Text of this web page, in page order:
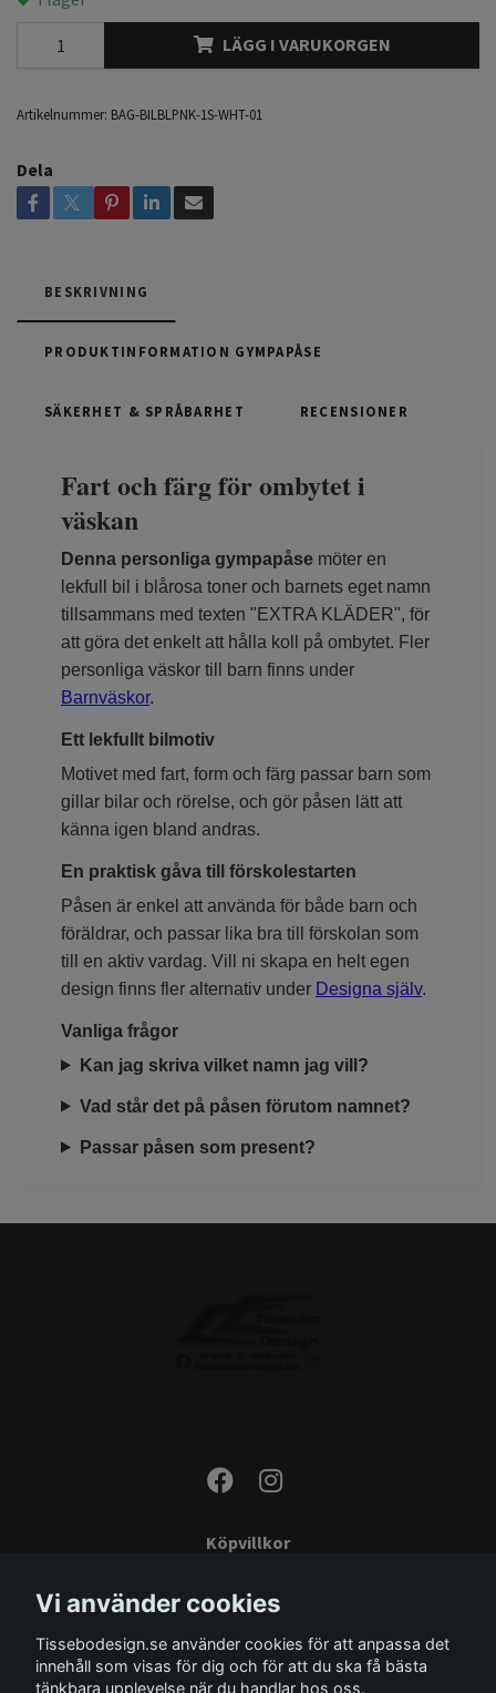
LÄGG I VARUKORGEN
Artikelnummer: BAG-BILBLPNK-1S-WHT-01
Dela
BESKRIVNING
PRODUKTINFORMATION GYMPAPÅSE
SÄKERHET & SPRÅBARHET RECENSIONER
Fart och färg för ombytet i
väskan
Denna personliga gympapåse möter en
lekfull bil i blårosa toner och barnets eget namn
tillsammans med texten "EXTRA KLÄDER", för
att göra det enkelt att hålla koll på ombytet. Fler
personliga väskor till barn finns under
Barnväskor.
Ett lekfullt bilmotiv
Motivet med fart, form och färg passar barn som
gillar bilar och rörelse, och gör påsen lätt att
känna igen bland andras.
En praktisk gåva till förskolestarten
Påsen är enkel att använda för både barn och
föräldrar, och passar lika bra till förskolan som
till en aktiv vardag. Vill ni skapa en helt egen
design finns fler alternativ under Designa själv.
Vanliga frågor
Kan jag skriva vilket namn jag vill?
Vad står det på påsen förutom namnet?
Passar påsen som present?
Köpvillkor
Monteringsinstruktioner
Miljö
Storleksguide
Vi använder cookies
Tissebodesign.se använder cookies för att anpassa det
innehåll som visas för dig och för att du ska få bästa
tänkbara upplevelse när du handlar hos oss.